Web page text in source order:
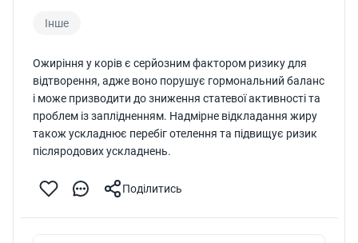
Ожиріння у корів є серйозним фактором ризику для
відтворення, адже воно порушує гормональний баланс
і може призводити до зниження статевої активності та
проблем із заплідненням. Надмірне відкладання жиру
також ускладнює перебіг отелення та підвищує ризик
післяродових ускладнень.
Інше
Поділитись